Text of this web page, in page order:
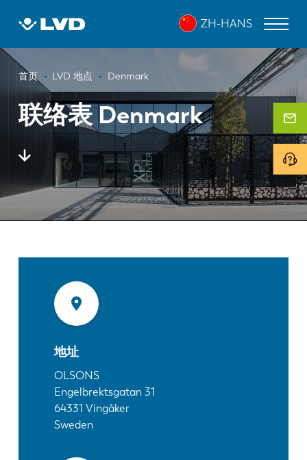
主
ZH-HANS
面
包
屑
首页 LVD 地点 Denmark
联络表 Denmark
地址
OLSONS
Engelbrektsgatan 31
64331 Vingåker
Sweden
激光切割机
折弯机
折弯中心
冲床
剪板机
软件
关于 LVD
最新消息
客户案例
展会活动
资源中心
行业和解决方案